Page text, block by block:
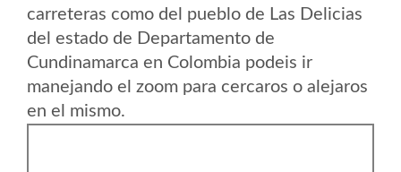
carreteras como del pueblo de Las Delicias
del estado de Departamento de
Cundinamarca en Colombia podeis ir
manejando el zoom para cercaros o alejaros
en el mismo.